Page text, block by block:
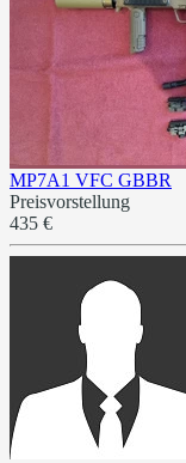
MP7A1 VFC GBBR
Preisvorstellung
435 €